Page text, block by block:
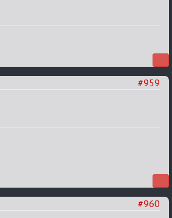
#959
#960